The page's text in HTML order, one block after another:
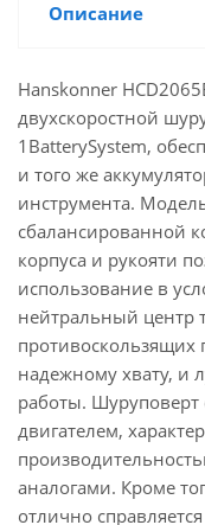
Описание
Hanskonner
двухскоростной
1BatterySystem,
и того же
инструмента.
сбалансированной
корпуса и рукояти
использование в
нейтральный центр
противоскользящих
надежному хвату, и
работы.
двигателем,
аналогами. Кроме
отлично